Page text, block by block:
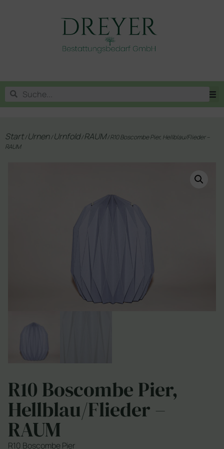
Start/Urnen/Urnfold/RAUM/ R10 Boscombe Pier, Hellblau/Flieder –
RAUM
R10 Boscombe Pier,
Hellblau/Flieder –
RAUM
R10 Boscombe Pier